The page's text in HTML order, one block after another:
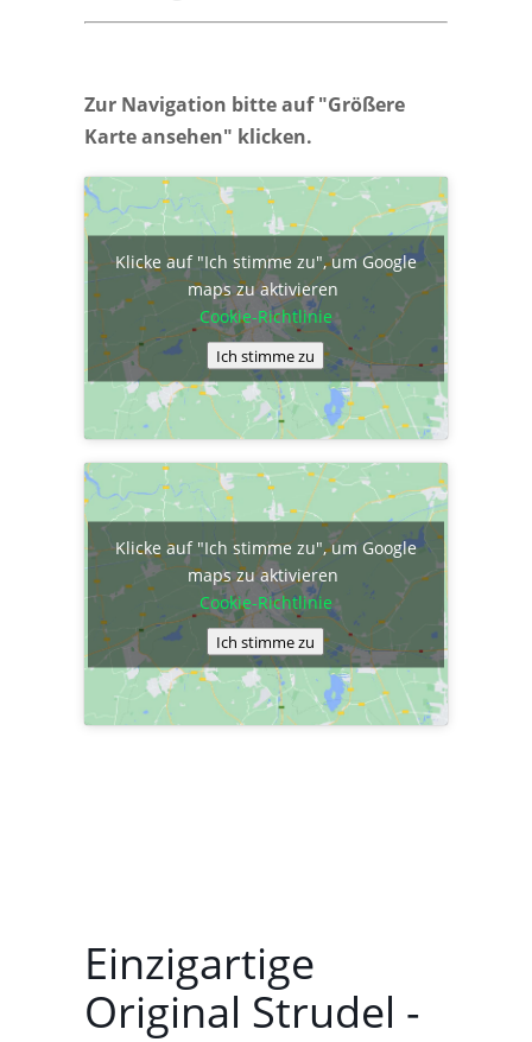
Zur Navigation bitte auf "Größere
Karte ansehen" klicken.
Klicke auf "Ich stimme zu", um Google
maps zu aktivieren
Cookie-Richtlinie
Ich stimme zu
Klicke auf "Ich stimme zu", um Google
maps zu aktivieren
Cookie-Richtlinie
Ich stimme zu
Einzigartige
Original Strudel -